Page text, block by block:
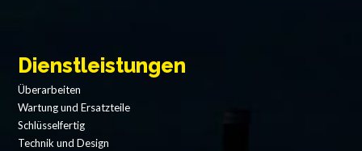
Dienstleistungen
Überarbeiten
Wartung und Ersatzteile
Schlüsselfertig
Technik und Design